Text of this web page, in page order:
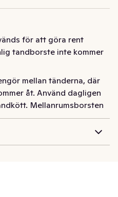
för att göra rent
tandborste inte kommer
mellan tänderna, där
åt. Använd dagligen
Mellanrumsborsten
mellan tänder, implantat,
Original
bästa funktion,
Daglig användning